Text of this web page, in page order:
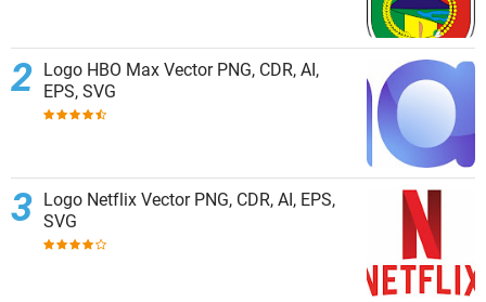
Logo HBO Max Vector PNG, CDR, AI,
EPS, SVG
Logo Netflix Vector PNG, CDR, AI, EPS,
SVG